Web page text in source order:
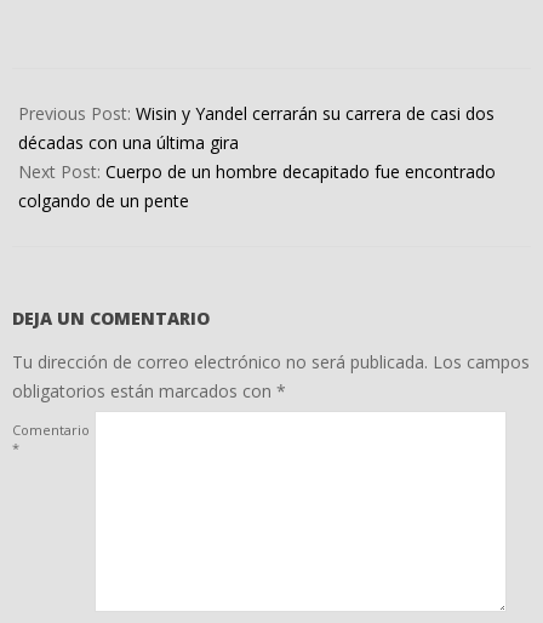
03-
16
Previous Post: Wisin y Yandel cerrarán su carrera de casi dos
décadas con una última gira
Next Post: Cuerpo de un hombre decapitado fue encontrado
colgando de un pente
DEJA UN COMENTARIO
Tu dirección de correo electrónico no será publicada. Los campos
obligatorios están marcados con *
Comentario
*